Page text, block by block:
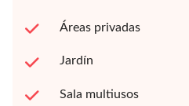
Áreas privadas
Jardín
Sala multiusos